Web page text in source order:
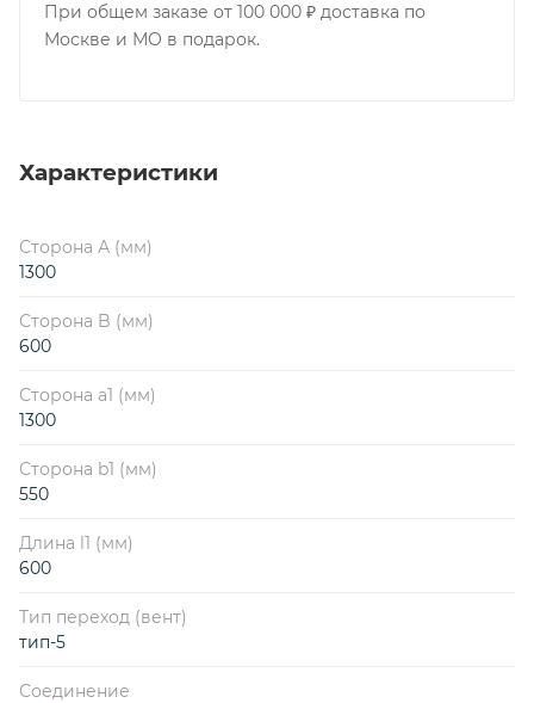
При общем заказе от 100 000 ₽ доставка по
Москве и МО в подарок.
Характеристики
Сторона А (мм)
1300
Сторона B (мм)
600
Сторона a1 (мм)
1300
Сторона b1 (мм)
550
Длина l1 (мм)
600
Тип переход (вент)
тип-5
Соединение